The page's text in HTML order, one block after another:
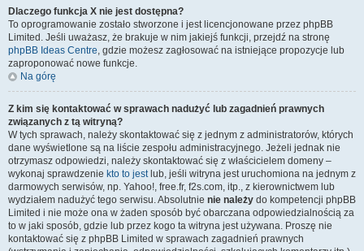
Dlaczego funkcja X nie jest dostępna?
To oprogramowanie zostało stworzone i jest licencjonowane przez phpBB
Limited. Jeśli uważasz, że brakuje w nim jakiejś funkcji, przejdź na stronę
phpBB Ideas Centre, gdzie możesz zagłosować na istniejące propozycje lub
zaproponować nowe funkcje.
Na górę
Z kim się kontaktować w sprawach nadużyć lub zagadnień prawnych
związanych z tą witryną?
W tych sprawach, należy skontaktować się z jednym z administratorów, których
dane wyświetlone są na liście zespołu administracyjnego. Jeżeli jednak nie
otrzymasz odpowiedzi, należy skontaktować się z właścicielem domeny –
wykonaj sprawdzenie kto to jestlub, jeśli witryna jest uruchomiona na jednym z
darmowych serwisów, np. Yahoo!, free.fr, f2s.com, itp., z kierownictwem lub
wydziałem nadużyć tego serwisu. Absolutnie nie należy do kompetencji phpBB
Limited i nie może ona w żaden sposób być obarczana odpowiedzialnością za
to w jaki sposób, gdzie lub przez kogo ta witryna jest używana. Proszę nie
kontaktować się z phpBB Limited w sprawach zagadnień prawnych